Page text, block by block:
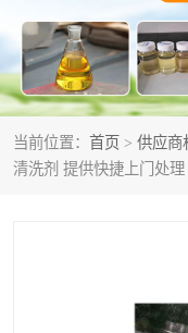
当前位置： 首页 > 供应商
清洗剂 提供快捷上门处理
废溶剂油回收
废碳氢回收
碳氢二氯回收
回收废清洗剂